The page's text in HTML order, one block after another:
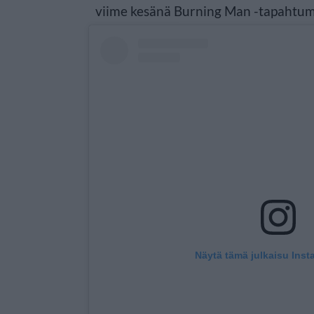
viime kesänä Burning Man -
Näytä tämä julkaisu